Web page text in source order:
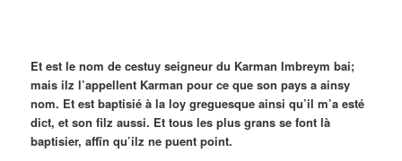
Et est le nom de cestuy seigneur du Karman Imbreym bai;
mais ilz l’appellent Karman pour ce que son pays a ainsy
nom. Et est baptisié à la loy greguesque ainsi qu’il m’a esté
dict, et son filz aussi. Et tous les plus grans se font là
baptisier, affîn qu’ilz ne puent point.